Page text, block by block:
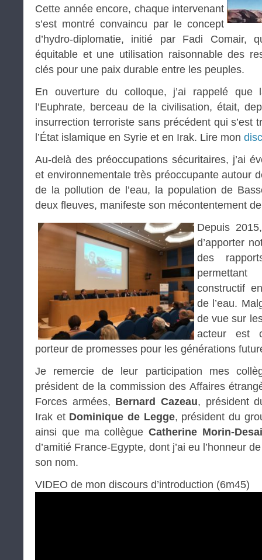
Cette année encore, chaque intervenant
s’est montré convaincu par le concept
d’hydro-diplomatie, initié par Fadi Comair,
équitable et une utilisation raisonnable des
clés pour une paix durable entre les peuples.
En ouverture du colloque, j’ai rappelé
l’Euphrate, berceau de la civilisation, était,
insurrection terroriste sans précédent qui s’est
l’État islamique en Syrie et en Irak. Lire mon
Au-delà des préoccupations sécuritaires, j’ai
et environnementale très préoccupante autour
de la pollution de l’eau, la population de
deux fleuves, manifeste son mécontentement
Depuis
d’apporter
des
constructif
de l’eau.
de vue sur
acteur est
porteur de promesses pour les générations
Je remercie de leur participation mes
président de la commission des Affaires
Forces armées, Bernard Cazeau, président
Irak et Dominique de Legge, président du
ainsi que ma collègue Catherine Morin-
d’amitié France-Egypte, dont j’ai eu l’honneur
son nom.
VIDEO de mon discours d’introduction (6m45)